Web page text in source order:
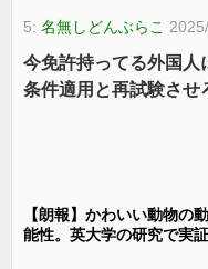
5:名無しどんぶらこ
今免許持ってる外国人
条件適用と再試験させ
【朗報】かわいい動物の
能性。英大学の研究で実証